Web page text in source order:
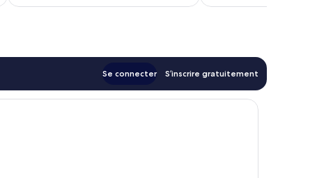
Se connecter S’inscrire gratuitement